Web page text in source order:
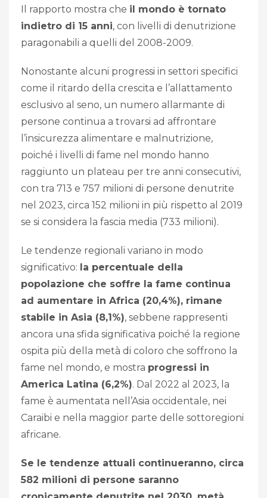
Il rapporto mostra che il mondo è tornato
indietro di 15 anni, con livelli di denutrizione
paragonabili a quelli del 2008-2009.
Nonostante alcuni progressi in settori specifici
come il ritardo della crescita e l’allattamento
esclusivo al seno, un numero allarmante di
persone continua a trovarsi ad affrontare
l’insicurezza alimentare e malnutrizione,
poiché i livelli di fame nel mondo hanno
raggiunto un plateau per tre anni consecutivi,
con tra 713 e 757 milioni di persone denutrite
nel 2023, circa 152 milioni in più rispetto al 2019
se si considera la fascia media (733 milioni).
Le tendenze regionali variano in modo
significativo: la percentuale della
popolazione che soffre la fame continua
ad aumentare in Africa (20,4%), rimane
stabile in Asia (8,1%), sebbene rappresenti
ancora una sfida significativa poiché la regione
ospita più della metà di coloro che soffrono la
fame nel mondo, e mostra progressi in
America Latina (6,2%). Dal 2022 al 2023, la
fame è aumentata nell’Asia occidentale, nei
Caraibi e nella maggior parte delle sottoregioni
africane.
Se le tendenze attuali continueranno, circa
582 milioni di persone saranno